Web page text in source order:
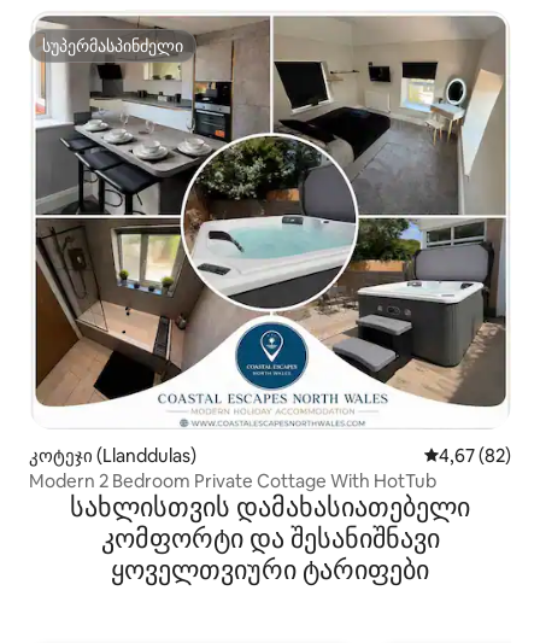
სუპერმასპინძელი
სუპერმასპინძელი
კოტეჯი (Llanddulas) საშუალო
4,67 (82)
Modern 2 Bedroom Private Cottage With HotTub
სახლისთვის დამახასიათებელი
კომფორტი და შესანიშნავი
ყოველთვიური ტარიფები